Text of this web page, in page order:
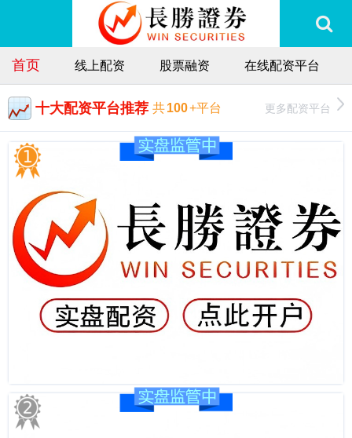
首页 线上配资 股票融资 在线配资平台
十大配资平台推荐 共100+平台 更多配资平台